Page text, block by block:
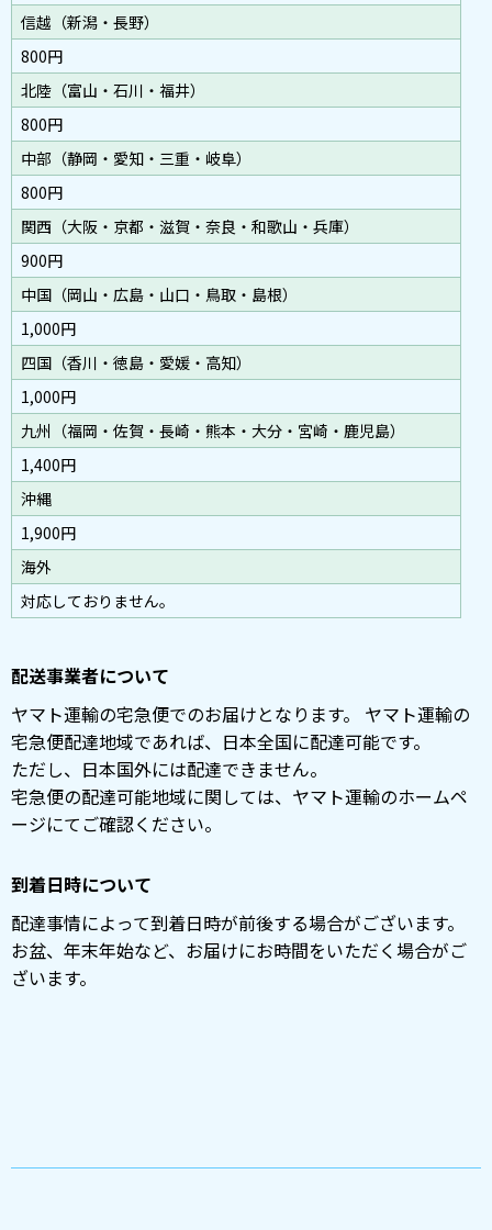
信越（新潟・長野）
800円
北陸（富山・石川・福井）
800円
中部（静岡・愛知・三重・岐阜）
800円
関西（大阪・京都・滋賀・奈良・和歌山・兵庫）
900円
中国（岡山・広島・山口・鳥取・島根）
1,000円
四国（香川・徳島・愛媛・高知）
1,000円
九州（福岡・佐賀・長崎・熊本・大分・宮崎・鹿児島）
1,400円
沖縄
1,900円
海外
対応しておりません。
配送事業者について
ヤマト運輸の宅急便でのお届けとなります。 ヤマト運輸の
宅急便配達地域であれば、日本全国に配達可能です。
ただし、日本国外には配達できません。
宅急便の配達可能地域に関しては、ヤマト運輸のホームペ
ージにてご確認ください。
到着日時について
配達事情によって到着日時が前後する場合がございます。
お盆、年末年始など、お届けにお時間をいただく場合がご
ざいます。